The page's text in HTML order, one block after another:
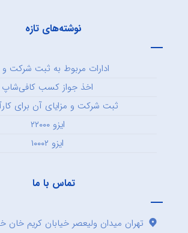
نوشته‌های تازه
ادارات مربوط به ثبت شرکت و
اخذ جواز کسب کافی‌شاپ
ثبت شرکت و مزایای آن برای
ایزو ۲۲۰۰۰
ایزو ۱۰۰۰۲
تماس با ما
تهران میدان ولیعصر خیابان کریم خان